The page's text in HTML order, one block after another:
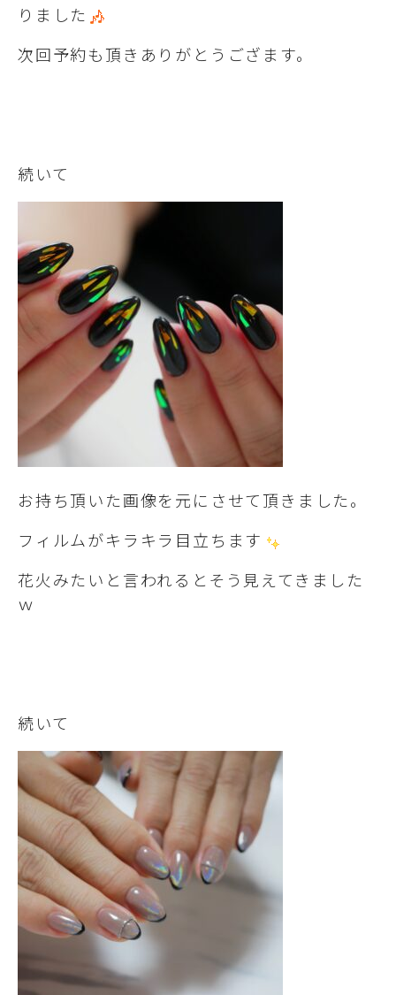
りました
次回予約も頂きありがとうござます。
続いて
お持ち頂いた画像を元にさせて頂きました。
フィルムがキラキラ目立ちます
花火みたいと言われるとそう見えてきました
ｗ
続いて